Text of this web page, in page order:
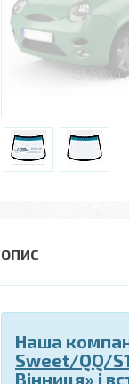
Наша
Sweet/QQ/
Вінниця» і